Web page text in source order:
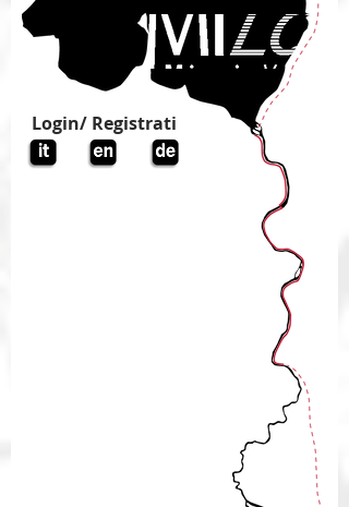
Login/ Registrati